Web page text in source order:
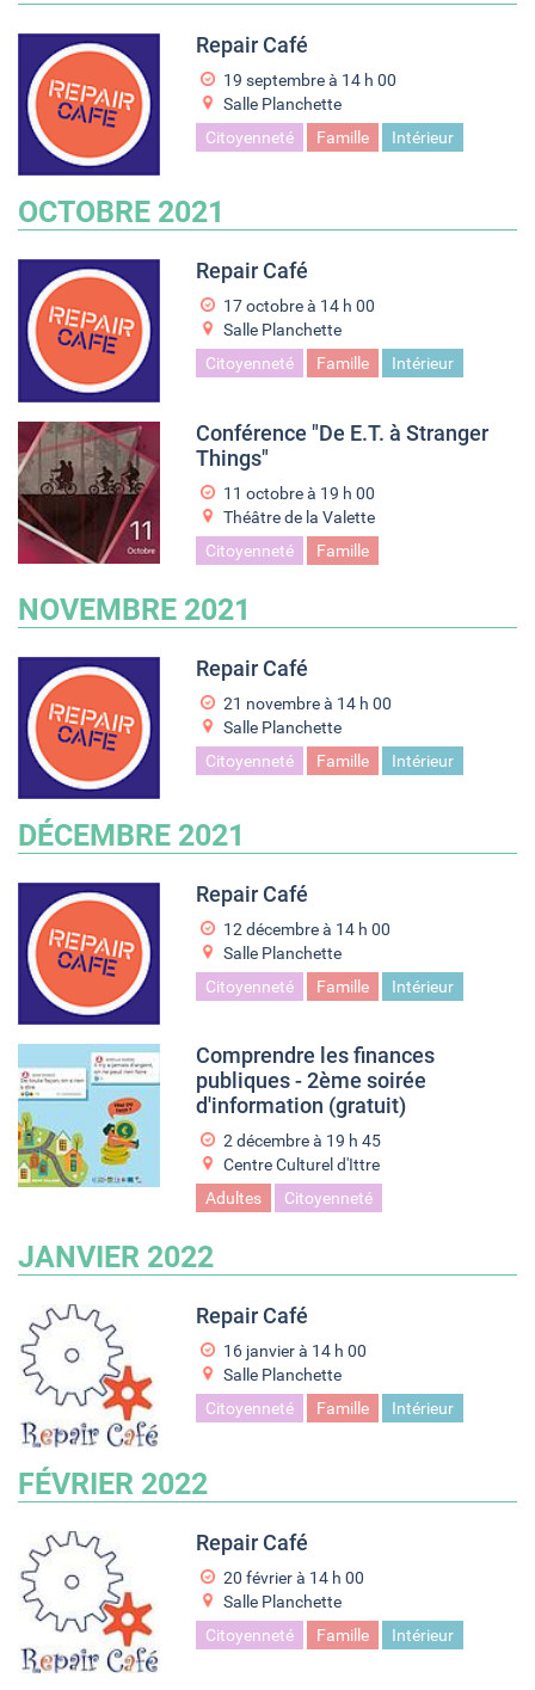
Repair Café
19 septembre à 14 h 00
Salle Planchette
Citoyenneté
Famille Intérieur
OCTOBRE 2021
Repair Café
17 octobre à 14 h 00
Salle Planchette
Citoyenneté
Famille Intérieur
Conférence "De E.T. à Stranger
Things"
11 octobre à 19 h 00
Théâtre de la Valette
Citoyenneté
Famille
NOVEMBRE 2021
Repair Café
21 novembre à 14 h 00
Salle Planchette
Citoyenneté
Famille Intérieur
DÉCEMBRE 2021
Repair Café
12 décembre à 14 h 00
Salle Planchette
Citoyenneté
Famille Intérieur
Comprendre les finances
publiques - 2ème soirée
d'information (gratuit)
2 décembre à 19 h 45
Centre Culturel d'Ittre
Adultes
Citoyenneté
JANVIER 2022
Repair Café
16 janvier à 14 h 00
Salle Planchette
Citoyenneté
Famille Intérieur
FÉVRIER 2022
Repair Café
20 février à 14 h 00
Salle Planchette
Citoyenneté
Famille Intérieur